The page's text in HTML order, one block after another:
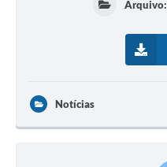
Arquivo:
Notícias